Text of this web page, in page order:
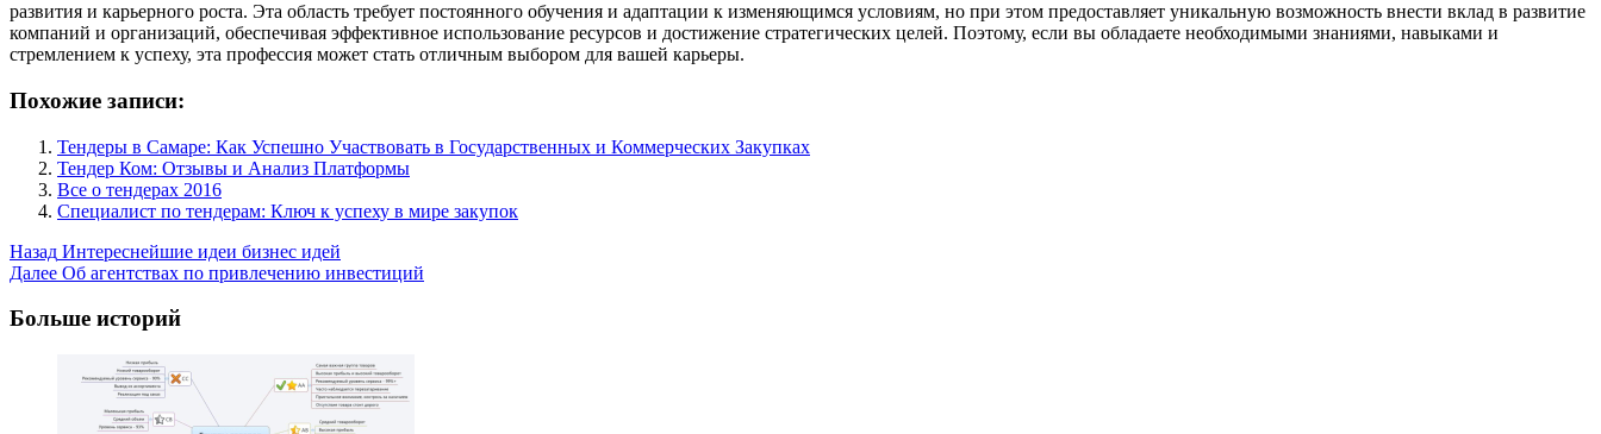
развития и карьерного роста. Эта область требует постоянного обучения и адаптации к изменяющимся условиям, но при этом предоставляет уникальную возможность внести вклад в развитие
компаний и организаций, обеспечивая эффективное использование ресурсов и достижение стратегических целей. Поэтому, если вы обладаете необходимыми знаниями, навыками и
стремлением к успеху, эта профессия может стать отличным выбором для вашей карьеры.
Похожие записи:
Тендеры в Самаре: Как Успешно Участвовать в Государственных и Коммерческих Закупках
Тендер Ком: Отзывы и Анализ Платформы
Все о тендерах 2016
Специалист по тендерам: Ключ к успеху в мире закупок
Post
Navigation
Назад Интереснейшие идеи бизнес идей
Далее Об агентствах по привлечению инвестиций
Больше историй